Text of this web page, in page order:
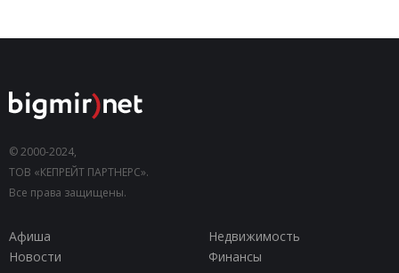
© 2000-2024,
ТОВ «КЕПРЕЙТ ПАРТНЕРС».
Все права защищены.
Афиша
Недвижимость
Новости
Финансы